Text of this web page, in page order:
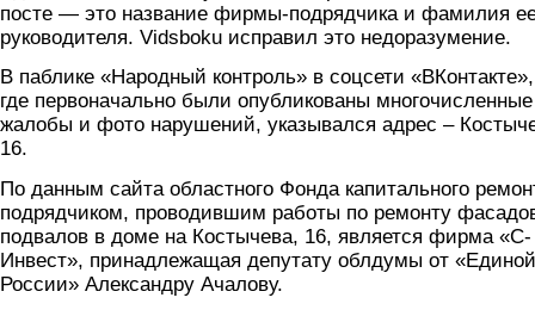
посте — это название фирмы-подрядчика и фамилия
руководителя. Vidsboku исправил это недоразумение.
В паблике «Народный контроль» в соцсети «ВКонтакте»,
где первоначально были опубликованы многочисленные
жалобы и фото нарушений, указывался адрес –
16.
По данным сайта областного Фонда капитального
подрядчиком, проводившим работы по ремонту
подвалов в доме на Костычева, 16, является фирма «С-
Инвест», принадлежащая депутату облдумы от «Единой
России» Александру Ачалову.